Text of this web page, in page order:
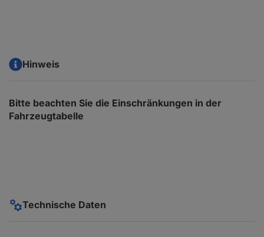
Hinweis
Bitte beachten Sie die Einschränkungen in der
Fahrzeugtabelle
Technische Daten